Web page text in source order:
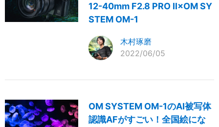
12-40mm F2.8 PRO II×OM SY
STEM OM-1
木村琢磨
2022/06/05
OM SYSTEM OM-1のAI被写体
認識AFがすごい！全国絵にな